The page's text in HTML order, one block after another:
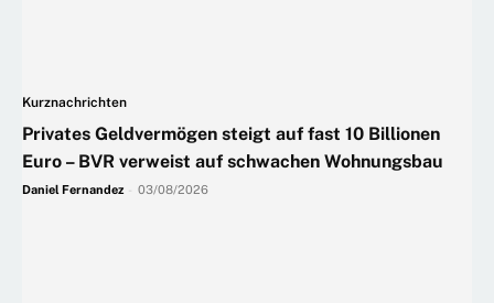
Kurznachrichten
Privates Geldvermögen steigt auf fast 10 Billionen
Euro – BVR verweist auf schwachen Wohnungsbau
Daniel Fernandez 03/08/2026